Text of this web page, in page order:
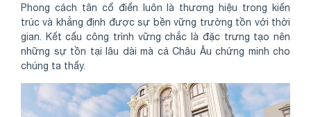
Phong cách tân cổ điển luôn là thương hiệu trong kiến
trúc và khẳng định được sự bền vững trường tồn với thời
gian. Kết cấu công trình vững chắc là đặc trưng tạo nên
những sự tồn tại lâu dài mà cả Châu Âu chứng minh cho
chúng ta thấy.